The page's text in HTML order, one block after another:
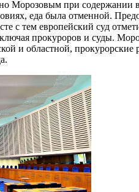
Морозовым при содержании
еда была отменной.
с тем европейский суд
прокуроров и суды.
и областной,